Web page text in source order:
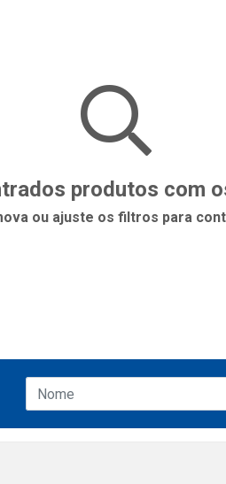
produtos com
ou ajuste os filtros para